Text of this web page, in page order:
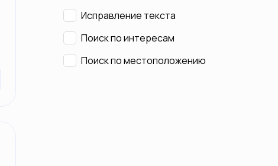
Исправление текста
Поиск по интересам
Поиск по местоположению